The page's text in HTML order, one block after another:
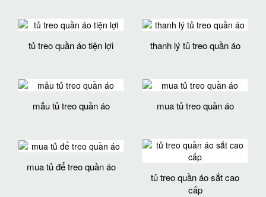
tủ treo quần áo tiện lợi thanh lý tủ treo quần áo
mẫu tủ treo quần áo mua tủ treo quần áo
mua tủ để treo quần áo
tủ treo quần áo sắt cao
cấp